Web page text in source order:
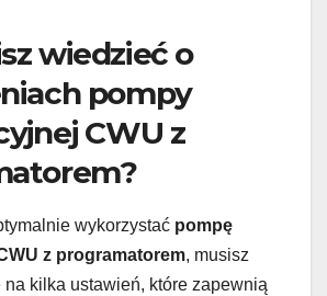
wiedzieć o
pompy
CWU z
wykorzystać pompę
z programatorem, musisz
kilka ustawień, które zapewnią